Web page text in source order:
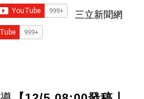
三立新聞網